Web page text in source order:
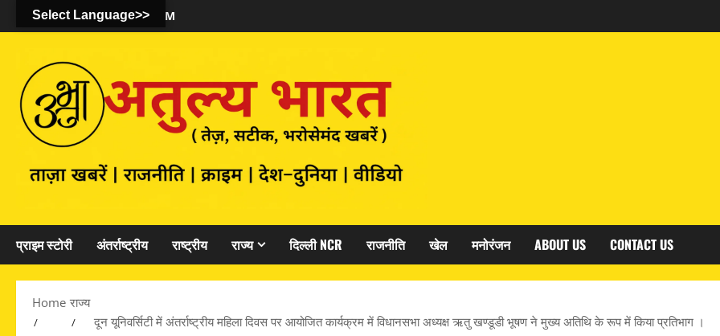
August 6, 2026 10:30:20 AM
प्राइम स्टोरी अंतर्राष्ट्रीय राष्ट्रीय राज्य दिल्ली NCR राजनीति खेल मनोरंजन ABOUT US CONTACT US
Home राज्य
दून यूनिवर्सिटी में अंतर्राष्ट्रीय महिला दिवस पर आयोजित कार्यक्रम में विधानसभा अध्यक्ष ऋतु खण्डूडी भूषण ने मुख्य अतिथि के रूप में किया प्रतिभाग ।
Select Language>>